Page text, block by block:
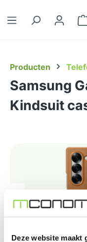
Deze website maakt
Producten
Samsung
Kindsuit